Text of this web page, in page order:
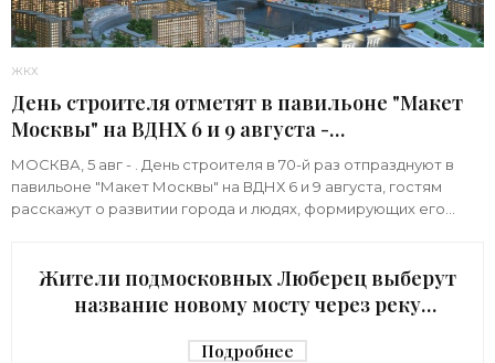
ЖКХ
День строителя отметят в павильоне "Макет
Москвы" на ВДНХ 6 и 9 августа -
«Строительство»
МОСКВА, 5 авг - . День строителя в 70-й раз отпразднуют в
павильоне "Макет Москвы" на ВДНХ 6 и 9 августа, гостям
расскажут о развитии города и людях, формирующих его
Жители подмосковных Люберец выберут
название новому мосту через реку
Подробнее